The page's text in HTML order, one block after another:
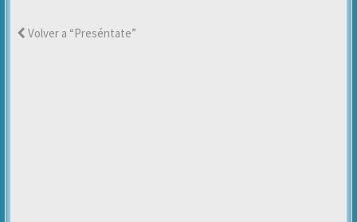
Volver a “Preséntate”